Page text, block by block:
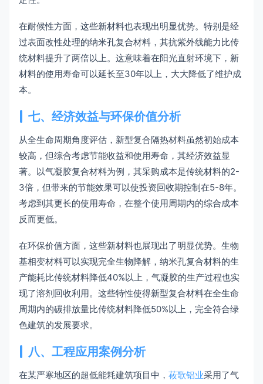
在耐候性方面，这些新材料也表现出明显优势。特别是经
过表面改性处理的纳米孔复合材料，其抗紫外线能力比传
统材料提升了两倍以上。这意味着在阳光直射环境下，新
材料的使用寿命可以延长至30年以上，大大降低了维护成
本。
七、经济效益与环保价值分析
从全生命周期角度评估，新型复合隔热材料虽然初始成本
较高，但综合考虑节能收益和使用寿命，其经济效益显
著。以气凝胶复合材料为例，其采购成本是传统材料的2-
3倍，但带来的节能效果可以使投资回收期控制在5-8年。
考虑到其更长的使用寿命，在整个使用周期内的综合成本
反而更低。
在环保价值方面，这些新材料也展现出了明显优势。生物
基相变材料可以实现完全生物降解，纳米孔复合材料的生
产能耗比传统材料降低40%以上，气凝胶的生产过程也实
现了溶剂回收利用。这些特性使得新型复合材料在全生命
周期内的碳排放量比传统材料降低50%以上，完全符合绿
色建筑的发展要求。
八、工程应用案例分析
在某严寒地区的超低能耗建筑项目中， 莜歌铝业采用了气